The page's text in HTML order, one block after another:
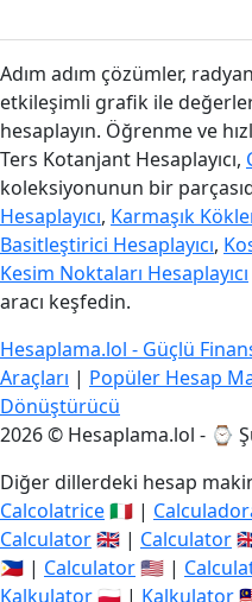
Adım adım çözümler,
etkileşimli grafik ile
hesaplayın. Öğrenme ve
Ters Kotanjant Hesaplayıcı,
koleksiyonunun bir
Hesaplayıcı, Karmaşık
Basitleştirici Hesaplayıcı,
Kesim Noktaları Hesaplayıcı
aracı keşfedin.
Hesaplama.lol - Güçlü
Araçları | Popüler Hesap
Dönüştürücü
2026 © Hesaplama.lol - ⌚
Diğer dillerdeki hesap
Calcolatrice🇮🇹 |
Calculator🇬🇧 | Calculator
🇵🇭 | Calculator🇺🇸 |
Kalkulator🇵🇱 | Kalkulator